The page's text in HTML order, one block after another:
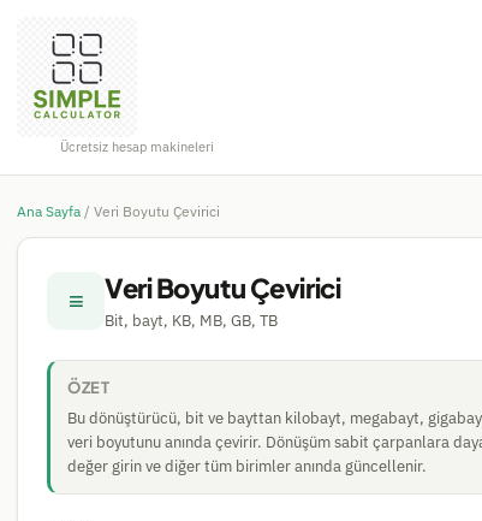
Ücretsiz hesap makineleri
Ana Sayfa / Veri Boyutu Çevirici
≡ Veri Boyutu Çevirici
Bit, bayt, KB, MB, GB, TB
ÖZET
Bu dönüştürücü, bit ve bayttan kilobayt, megabayt,
veri boyutunu anında çevirir. Dönüşüm sabit çarpanlara
değer girin ve diğer tüm birimler anında güncellenir.